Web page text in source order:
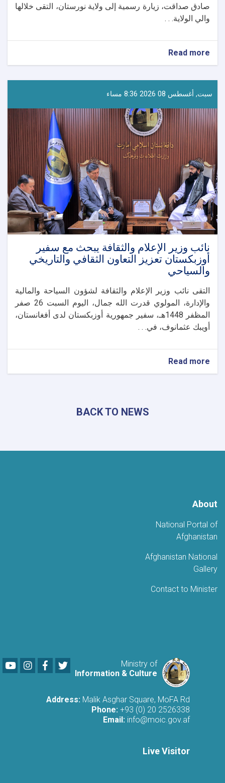
صادق صداقت، زيارة رسمية إلى ولاية نورستان، التقى خلالها
والي الولاية. . .
Read more
رئيس
وتطوير
السياحة
المقومات
السياحية
في
نورستان
سبت, أغسطس 08 2026 8:36 مساء
نائب وزير الإعلام والثقافة يبحث مع سفير
أوزبكستان تعزيز التعاون الثقافي والتاريخي
والسياحي
التقى نائب وزير الإعلام والثقافة لشؤون السياحة والمالية
والإدارة، المولوي قدرت الله جمال، اليوم السبت 26 صفر
المظفر 1448هـ، سفير جمهورية أوزبكستان لدى أفغانستان،
أويبك عثمانوف، في. . .
Read more
نائب
تعزيز
BACK TO NEWS
About
National Portal of
Afghanistan
Afghanistan National
Gallery
Contact to Minister
Ministry of
Information & Culture
YoutubeLinkedIn
Facebook
Address: Malik Asghar Square, MoFA Rd
Phone: +93 (0) 20 2526338
Email: info@moic.gov.af
Live Visitor